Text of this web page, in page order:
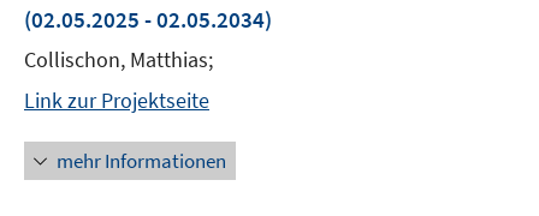
(02.05.2025 - 02.05.2034)
Collischon, Matthias;
Link zur Projektseite
mehr Informationen